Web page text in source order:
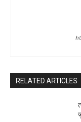
RELATED ARTICLES